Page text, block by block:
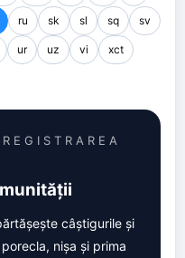
ru sk sl sq sv
ur uz vi xct
câștigurile și
nișa și prima